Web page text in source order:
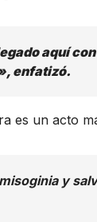
aquí
enfatizó.
es un acto
y